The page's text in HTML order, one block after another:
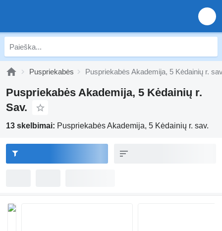
Puspriekabės Puspriekabės Akademija, 5 Kėdainių r.
Puspriekabės Akademija, 5 Kėdainių r.
Sav.
13 skelbimai: Puspriekabės Akademija, 5 Kėdainių r. sav.